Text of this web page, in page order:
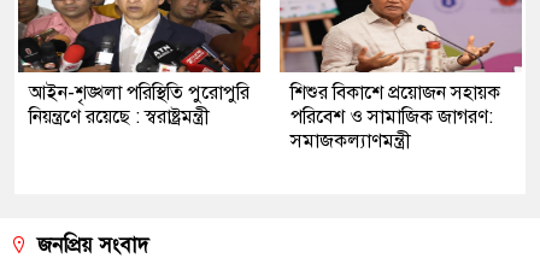
আইন-শৃঙ্খলা পরিস্থিতি পুরোপুরি
নিয়ন্ত্রণে রয়েছে : স্বরাষ্ট্রমন্ত্রী
শিশুর বিকাশে প্রয়োজন সহায়ক
পরিবেশ ও সামাজিক জাগরণ:
সমাজকল্যাণমন্ত্রী
জনপ্রিয় সংবাদ